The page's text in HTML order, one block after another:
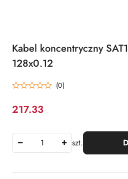
Kabel koncentryczny
128x0.12
(0)
Cena:
217.33
szt.